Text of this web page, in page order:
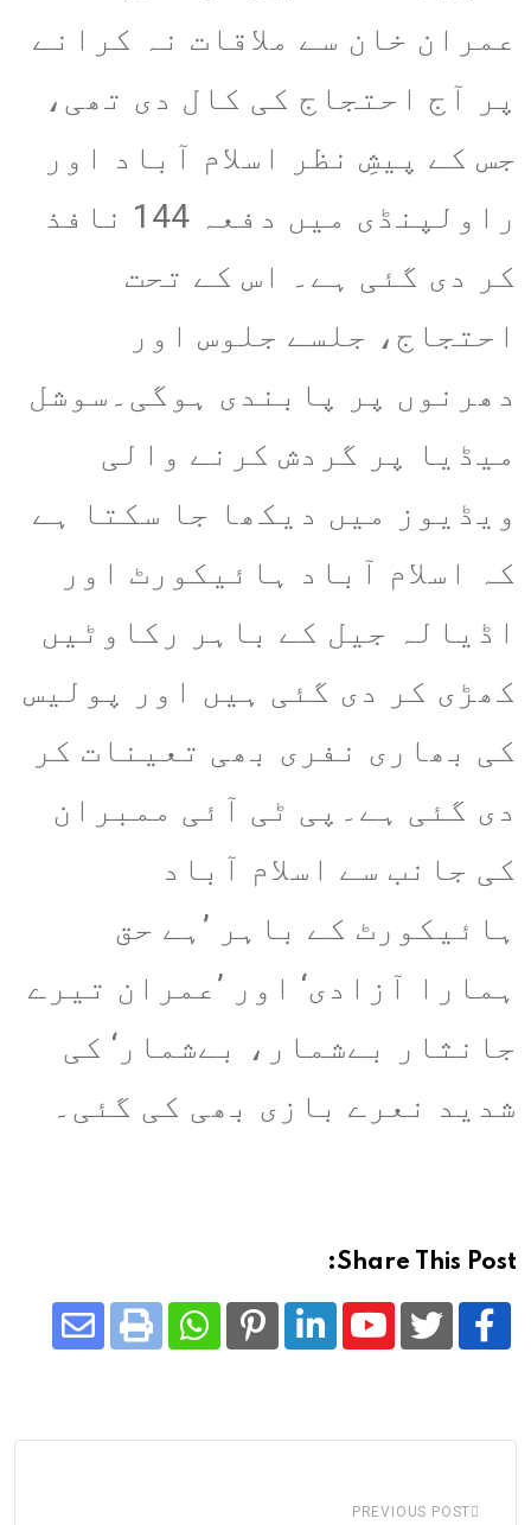
عمران خان سے ملاقات نہ کرانے
پر آج احتجاج کی کال دی تھی،
جس کے پیشِ نظر اسلام آباد اور
راولپنڈی میں دفعہ 144 نافذ
کر دی گئی ہے۔ اس کے تحت
احتجاج، جلسے جلوس اور
دھرنوں پر پابندی ہوگی۔سوشل
میڈیا پر گردش کرنے والی
ویڈیوز میں دیکھا جا سکتا ہے
کہ اسلام آباد ہائیکورٹ اور
اڈیالہ جیل کے باہر رکاوٹیں
کھڑی کر دی گئی ہیں اور پولیس
کی بھاری نفری بھی تعینات کر
دی گئی ہے۔پی ٹی آئی ممبران
کی جانب سے اسلام آباد
ہائیکورٹ کے باہر ’ہے حق
ہمارا آزادی‘ اور ’عمران تیرے
جانثار بےشمار، بےشمار‘ کی
شدید نعرے بازی بھی کی گئی۔
Share This Post:
Youtube
LinkedIn
Pinterest
Whatsapp
Print
PREVIOUS POST